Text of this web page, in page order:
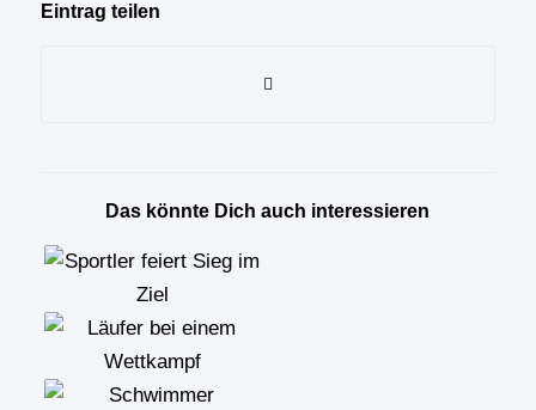
Eintrag teilen
Das könnte Dich auch interessieren